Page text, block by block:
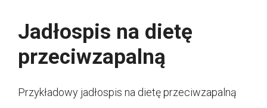
Jadłospis na dietę
przeciwzapalną
Przykładowy jadłospis na dietę przeciwzapalną